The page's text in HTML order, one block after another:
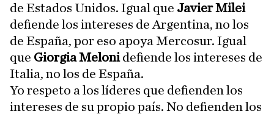
de Estados Unidos. Igual que Javier Milei
defiende los intereses de Argentina, no los
de España, por eso apoya Mercosur. Igual
que Giorgia Melonidefiende los intereses de
Italia, no los de España.
Yo respeto a los líderes que defienden los
intereses de su propio país. No defienden los